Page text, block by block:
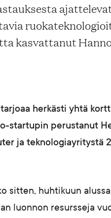
kasvattanut
herkästi yhtä
startupin perustanut
ja teknologiayritystä
sitten, huhtikuun
luonnon resursseja